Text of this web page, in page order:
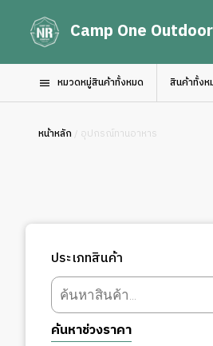
Camp One Outdoor
หมวดหมู่สินค้าทั้งหมด สินค้าทั้งห
หน้าหลัก / อุปกรณ์ทานอาหาร
ประเภทสินค้า
Products
search
ค้นหาช่วงราคา